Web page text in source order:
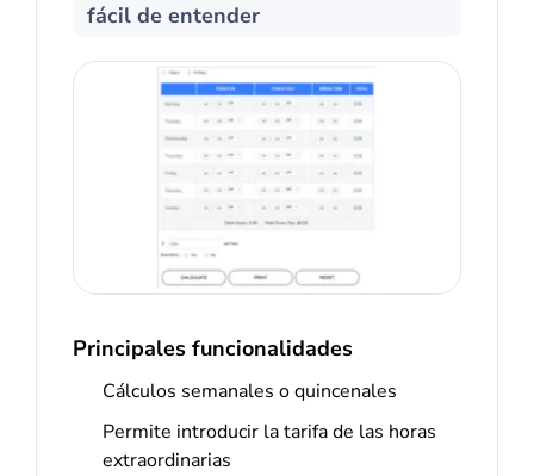
fácil de entender
Principales funcionalidades
Cálculos semanales o quincenales
Permite introducir la tarifa de las horas
extraordinarias